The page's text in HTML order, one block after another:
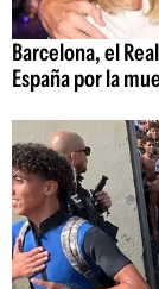
Barcelona, el
España por la